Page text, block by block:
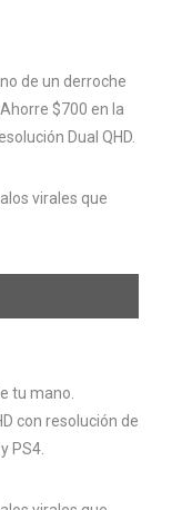
de un derroche
$700 en la
Dual QHD.
tu mano.
con resolución de
PS4.